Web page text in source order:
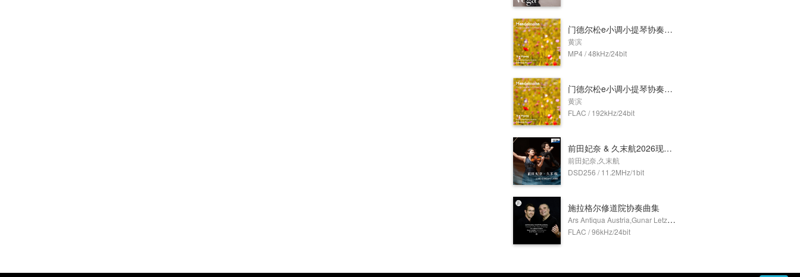
门德尔松e小调小提琴协奏曲 Op.64 (Dolby Atmos)
黄滨
MP4 / 48kHz/24bit
门德尔松e小调小提琴协奏曲 Op.64
黄滨
FLAC / 192kHz/24bit
前田妃奈 & 久末航2026现场音乐会 (11.2MHz DSD)
前田妃奈,久末航
DSD256 / 11.2MHz/1bit
施拉格尔修道院协奏曲集
Ars Antiqua Austria,Gunar Letzbor,Erich Traxler
FLAC / 96kHz/24bit